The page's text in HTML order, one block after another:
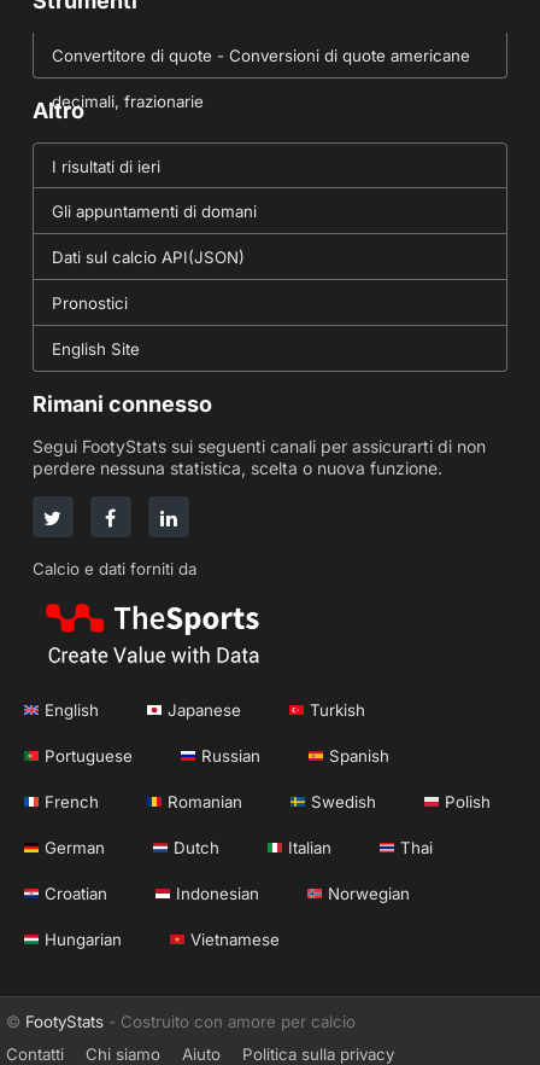
Convertitore di quote - Conversioni di quote americane
decimali, frazionarie
Altro
I risultati di ieri
Gli appuntamenti di domani
Dati sul calcio API(JSON)
Pronostici
English Site
Rimani connesso
Segui FootyStats sui seguenti canali per assicurarti di non
perdere nessuna statistica, scelta o nuova funzione.
Calcio e dati forniti da
English Japanese Turkish
Portuguese Russian Spanish
French Romanian Swedish Polish
German Dutch Italian Thai
Croatian Indonesian Norwegian
Hungarian Vietnamese
© FootyStats - Costruito con amore per calcio
Contatti
Chi siamo Aiuto Politica sulla privacy